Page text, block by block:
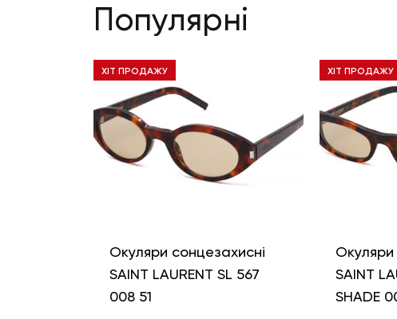
Популярні
ХІТ ПРОДАЖУ
Окуляри сонцезахисні
SAINT LAURENT SL 567
008 51
ХІТ ПРОДАЖУ
Окуляри
SAINT
SHADE